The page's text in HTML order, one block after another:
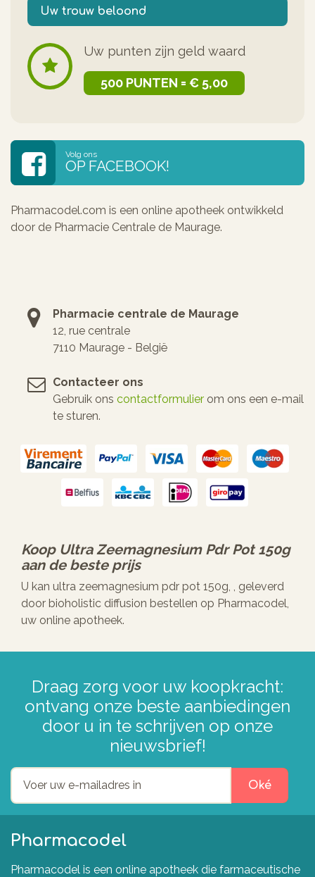
Uw trouw beloond
Uw punten zijn geld waard
500 PUNTEN = € 5,00
Volg ons
OP FACEBOOK!
Pharmacodel.com is een online apotheek ontwikkeld
door de Pharmacie Centrale de Maurage.
Pharmacie centrale de Maurage
12, rue centrale
7110 Maurage - België
Contacteer ons
Gebruik ons contactformulier om ons een e-mail
te sturen.
Koop Ultra Zeemagnesium Pdr Pot 150g
aan de beste prijs
U kan ultra zeemagnesium pdr pot 150g, , geleverd
door bioholistic diffusion bestellen op Pharmacodel,
uw online apotheek.
Draag zorg voor uw koopkracht:
ontvang onze beste aanbiedingen
door u in te schrijven op onze
nieuwsbrief!
Oké
Pharmacodel
Pharmacodel is een online apotheek die farmaceutische